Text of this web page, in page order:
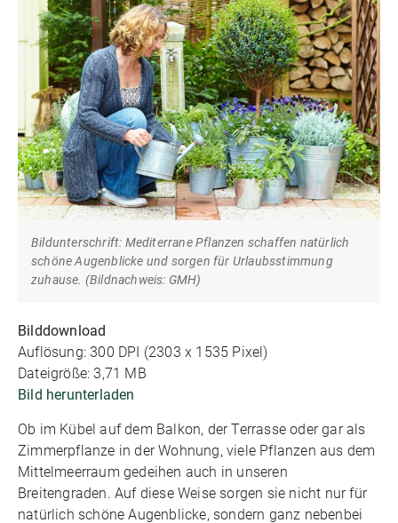
Bildunterschrift: Mediterrane Pflanzen schaffen natürlich
schöne Augenblicke und sorgen für Urlaubsstimmung
zuhause. (Bildnachweis: GMH)
Bilddownload
Auflösung: 300 DPI (2303 x 1535 Pixel)
Dateigröße: 3,71 MB
Bild herunterladen
Ob im Kübel auf dem Balkon, der Terrasse oder gar als
Zimmerpflanze in der Wohnung, viele Pflanzen aus dem
Mittelmeerraum gedeihen auch in unseren
Breitengraden. Auf diese Weise sorgen sie nicht nur für
natürlich schöne Augenblicke, sondern ganz nebenbei